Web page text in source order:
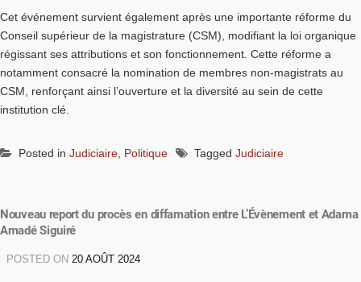
Cet événement survient également après une importante réforme du
Conseil supérieur de la magistrature (CSM), modifiant la loi organique
régissant ses attributions et son fonctionnement. Cette réforme a
notamment consacré la nomination de membres non-magistrats au
CSM, renforçant ainsi l’ouverture et la diversité au sein de cette
institution clé.
Posted in Judiciaire Politique Tagged Judiciaire
Nouveau report du procès en diffamation entre L’Évènement et Adama
Amadé Siguiré
POSTED ON 20 AOÛT 2024